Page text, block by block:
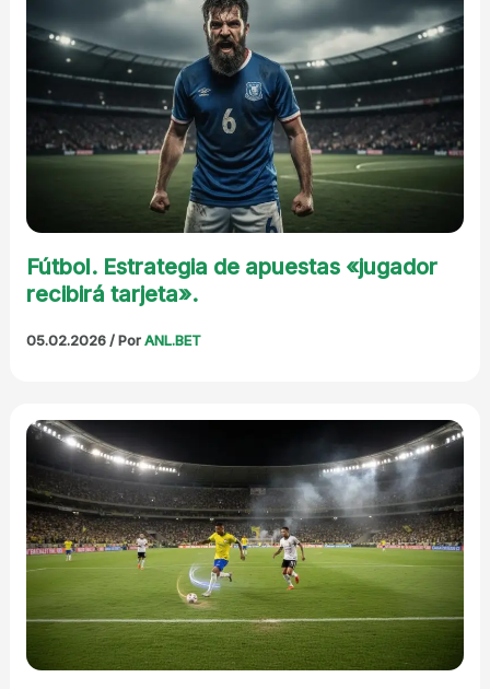
Fútbol. Estrategia de apuestas «jugador
recibirá tarjeta».
05.02.2026/ PorANL.BET